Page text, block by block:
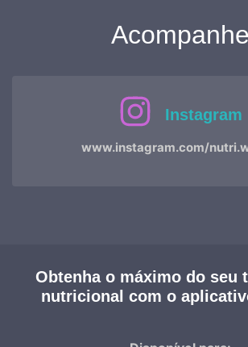
Acompanhe
Instagram
www.instagram.com/
Obtenha o máximo do seu
nutricional com o